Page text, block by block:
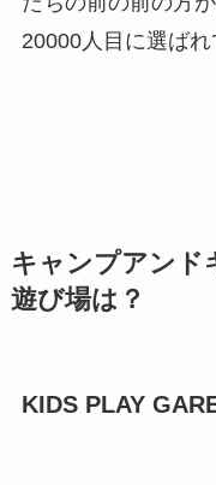
20000人目に選ばれ
キャンプアンド
遊び場は？
KIDS PLAY